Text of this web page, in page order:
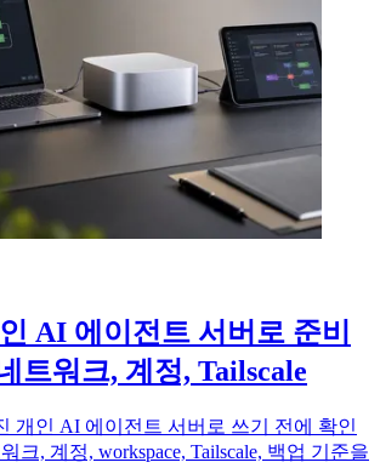
AI 에이전트 서버로 준비
트워크, 계정, Tailscale
개인 AI 에이전트 서버로 쓰기 전에 확인
크, 계정, workspace, Tailscale, 백업 기준을